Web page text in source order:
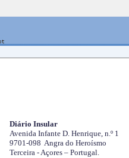
Diário Insular
Avenida Infante D. Henrique, n.º 1
9701-098 Angra do Heroísmo
Terceira - Açores – Portugal.